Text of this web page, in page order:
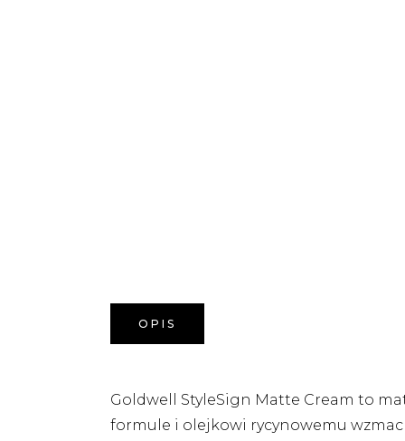
OPIS
Goldwell StyleSign Matte Cream to
formule i olejkowi rycynowemu